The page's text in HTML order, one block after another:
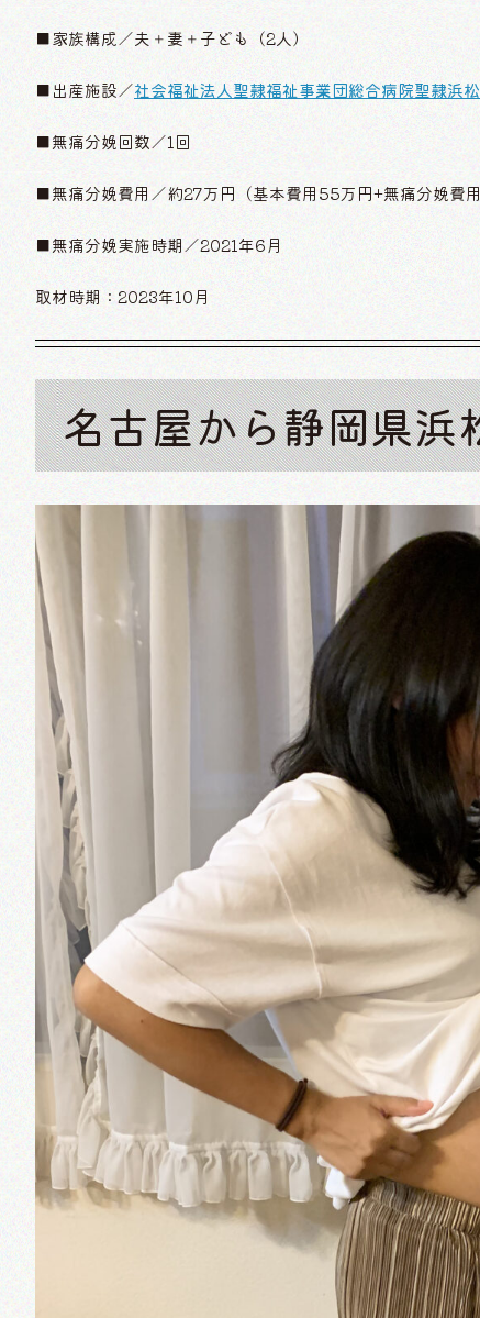
■家族構成／夫＋妻＋子ども（2人）
■出産施設／社会福祉法人聖隷福祉事業団総合病院聖隷浜
■無痛分娩回数／1回
■無痛分娩費用／約27万円（基本費用55万円+無痛分娩費
■無痛分娩実施時期／2021年6月
取材時期：2023年10月
名古屋から静岡県浜